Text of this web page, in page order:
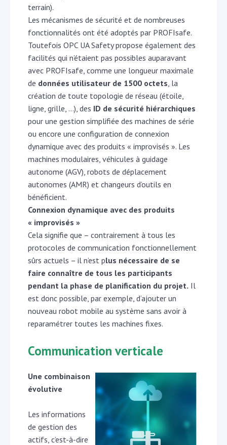
terrain).
Les mécanismes de sécurité et de nombreuses
fonctionnalités ont été adoptés par PROFIsafe.
Toutefois OPC UA Safety propose également des
facilités qui n’étaient pas possibles auparavant
avec PROFIsafe, comme une longueur maximale
de données utilisateur de 1500 octets , la
création de toute topologie de réseau (étoile,
ligne, grille, …), des ID de sécurité hiérarchiques
pour une gestion simplifiée des machines de série
ou encore une configuration de connexion
dynamique avec des produits « improvisés ». Les
machines modulaires, véhicules à guidage
autonome (AGV), robots de déplacement
autonomes (AMR) et changeurs d’outils en
bénéficient.
Connexion dynamique avec des produits
« improvisés »
Cela signifie que – contrairement à tous les
protocoles de communication fonctionnellement
sûrs actuels – il n’est plus nécessaire de se
faire connaître de tous les participants
pendant la phase de planification du projet. Il
est donc possible, par exemple, d’ajouter un
nouveau robot mobile au système sans avoir à
reparamétrer toutes les machines fixes.
Communication verticale
Une combinaison
évolutive
Les informations
de gestion des
actifs, c’est-à-dire